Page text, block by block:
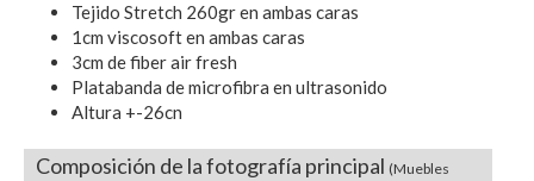
Tejido Stretch 260gr en ambas caras
1cm viscosoft en ambas caras
3cm de fiber air fresh
Platabanda de microfibra en ultrasonido
Altura +-26cn
Composición de la fotografía principal (Muebles